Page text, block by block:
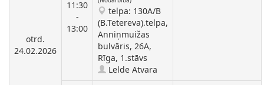
otrd.
24.02.2026
11:30
-
13:00
telpa: 130A/B
(B.Tetereva).telpa,
Anniņmuižas
bulvāris, 26A,
Rīga, 1.stāvs
Lelde Atvara